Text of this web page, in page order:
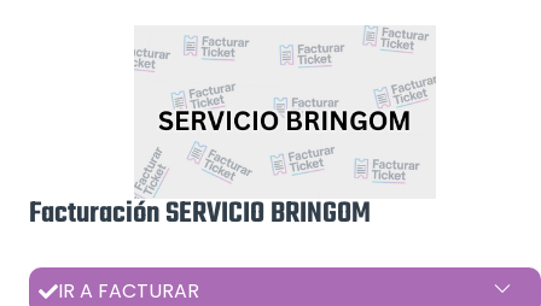
Facturación SERVICIO BRINGOM
IR A FACTURAR